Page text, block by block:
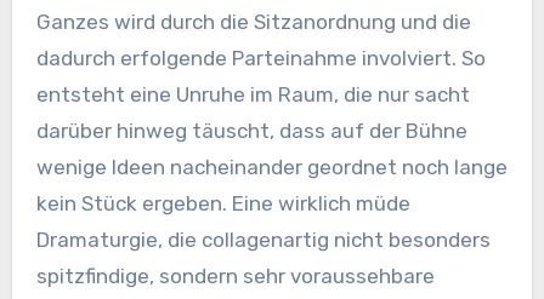
Ganzes wird durch die Sitzanordnung und die
dadurch erfolgende Parteinahme involviert. So
entsteht eine Unruhe im Raum, die nur sacht
darüber hinweg täuscht, dass auf der Bühne
wenige Ideen nacheinander geordnet noch lange
kein Stück ergeben. Eine wirklich müde
Dramaturgie, die collagenartig nicht besonders
spitzfindige, sondern sehr voraussehbare